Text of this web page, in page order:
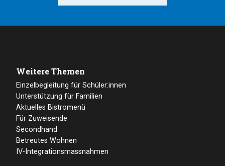
Weitere Themen
Einzelbegleitung für Schüler:innen
Unterstützung für Familien
Aktuelles Bistromenü
Für Zuweisende
Secondhand
Betreutes Wohnen
IV-Integrationsmassnahmen